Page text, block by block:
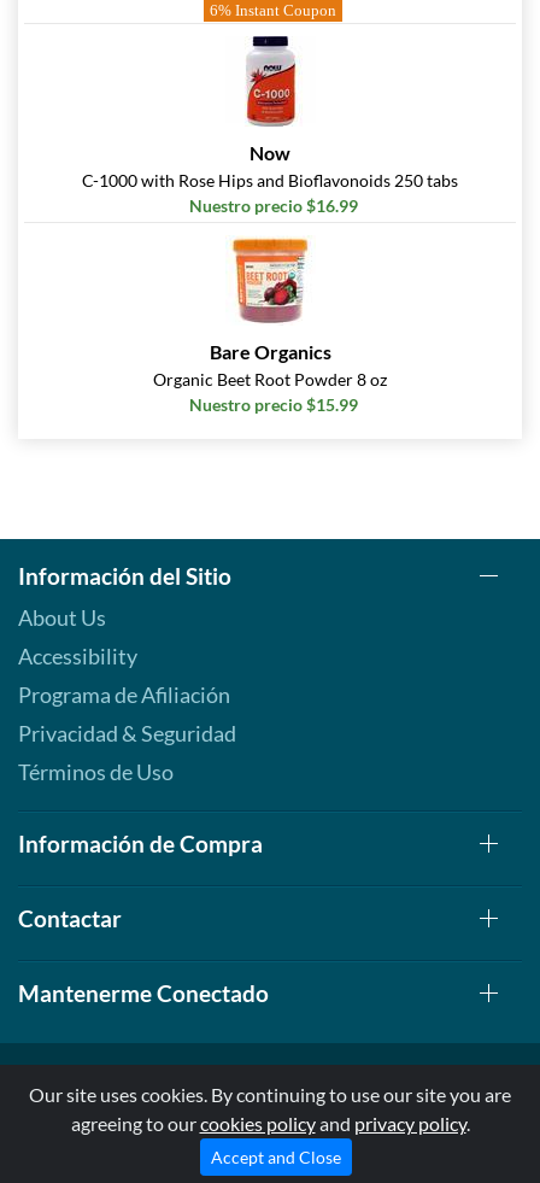
6% Instant Coupon
Now
C-1000 with Rose Hips and Bioflavonoids 250 tabs
Nuestro precio $16.99
Bare Organics
Organic Beet Root Powder 8 oz
Nuestro precio $15.99
Información del Sitio
About Us
Accessibility
Programa de Afiliación
Privacidad & Seguridad
Términos de Uso
Información de Compra
Contactar
Mantenerme Conectado
© 1999-2026, AllStarHealth.com | All Rights Reserved
* Estas declaraciones no han sido evaluadas por la FDA
Our site uses cookies. By continuing to use our site you are
agreeing to ourcookies policyand privacy policy.
Accept and Close